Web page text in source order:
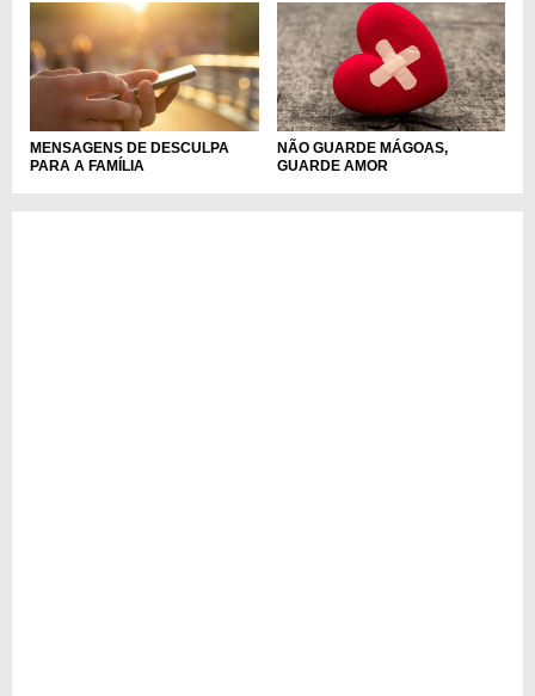
MENSAGENS DE DESCULPA
PARA A FAMÍLIA
NÃO GUARDE MÁGOAS,
GUARDE AMOR